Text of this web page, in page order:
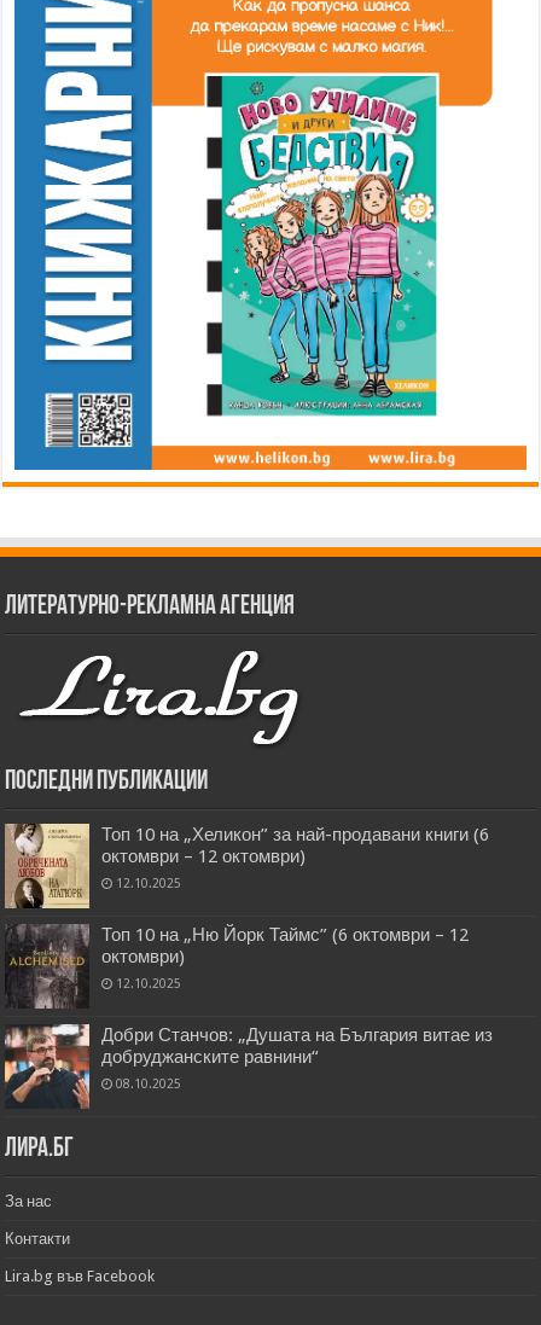
Литературно-рекламна агенция
Последни публикации
Топ 10 на „Хеликон” за най-продавани книги (6
октомври – 12 октомври)
12.10.2025
Топ 10 на „Ню Йорк Таймс” (6 октомври – 12
октомври)
12.10.2025
Добри Станчов: „Душата на България витае из
добруджанските равнини“
08.10.2025
Лира.бг
За нас
Контакти
Lira.bg във Facebook